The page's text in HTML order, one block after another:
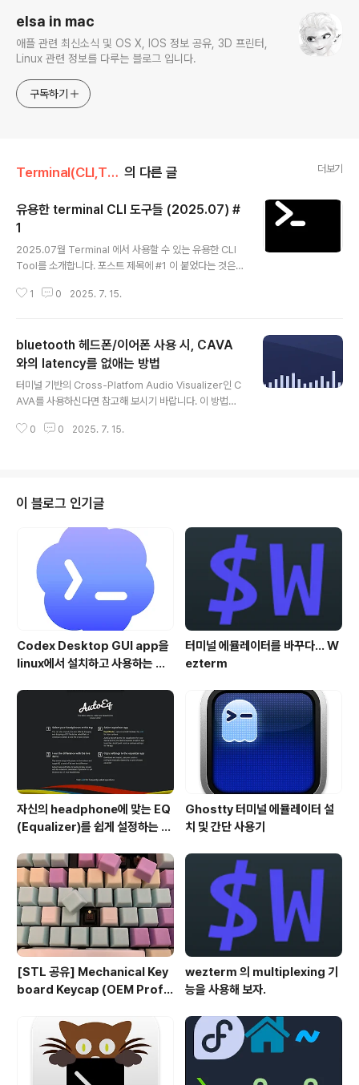
elsa in mac
애플 관련 최신소식 및 OS X, IOS 정보 공유, 3D 프린터,
Linux 관련 정보를 다루는 블로그 입니다.
구독하기
Terminal(CLI,TUI) 의 다른 글 더보기
유용한 terminal CLI 도구들 (2025.07) #
1
2025.07월 Terminal 에서 사용할 수 있는 유용한 CLI
Tool를 소개합니다. 포스트 제목에 #1 이 붙었다는 것은
요. 타자연습 - smassh">타자연습 - smassh첫 번째 C
만, mouse를 지원하고 군더더기 없이 깔끔하고 예쁜 화
면을 보여 줍니다. 설치는# 설치 pip install smassh#
실행 smassh종료는 ctrl-c .. 원하는 도시의 날씨를 확인
하자 - yr">원하는 도시의 날씨를 확인하자 - yryr는 특별
도..
1 0 2025. 7. 15.
bluetooth 헤드폰/이어폰 사용 시, CAVA
와의 latency를 없애는 방법
터미널 기반의 Cross-Platfom Audio Visualizer인 C
AVA를 사용하신다면 참고해 보시기 바랍니다. 이 방법은
play하고, cava를 실행하면 오디오 신호에 따라 정확하게
간의 시간차가 발생한다는 것을 느낄 수 있습니다. 이것은
Bluetooth 수신장치의 출력지연(latency) 때문에 cava
가 실제 사용자가 듣는 소리보다 살짝 빠르게 반응하는 것
처럼 보이기 때문입니다. 이 둘간의 latency를 없앨 수 없
을까?bleutooth ..
0 0 2025. 7. 15.
이 블로그 인기글
Codex Desktop GUI app을
linux에서 설치하고 사용하는 방
터미널 에뮬레이터를 바꾸다... W
ezterm
자신의 headphone에 맞는 EQ
(Equalizer)를 쉽게 설정하는 방
Ghostty 터미널 에뮬레이터 설
치 및 간단 사용기
[STL 공유] Mechanical Key
board Keycap (OEM Profil
wezterm 의 multiplexing 기
능을 사용해 보자.